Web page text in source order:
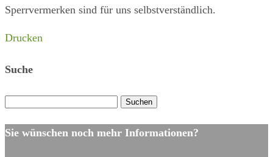
Sperrvermerken sind für uns selbstverständlich.
Drucken
Suche
Suchen
Sie wünschen noch mehr Informationen?